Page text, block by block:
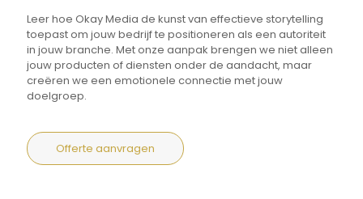
Leer hoe Okay Media de kunst van effectieve storytelling
toepast om jouw bedrijf te positioneren als een autoriteit
in jouw branche. Met onze aanpak brengen we niet alleen
jouw producten of diensten onder de aandacht, maar
creëren we een emotionele connectie met jouw
doelgroep.
Offerte aanvragen